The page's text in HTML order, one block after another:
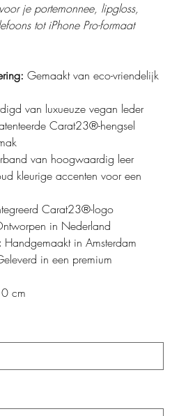
je portemonnee, lipgloss,
tot iPhone Pro-formaat
Gemaakt van eco-vriendelijk
van luxueuze vegan leder
Carat23®-hengsel
van hoogwaardig leer
kleurige accenten voor een
Carat23®-logo
in Nederland
Handgemaakt in Amsterdam
in een premium
cm